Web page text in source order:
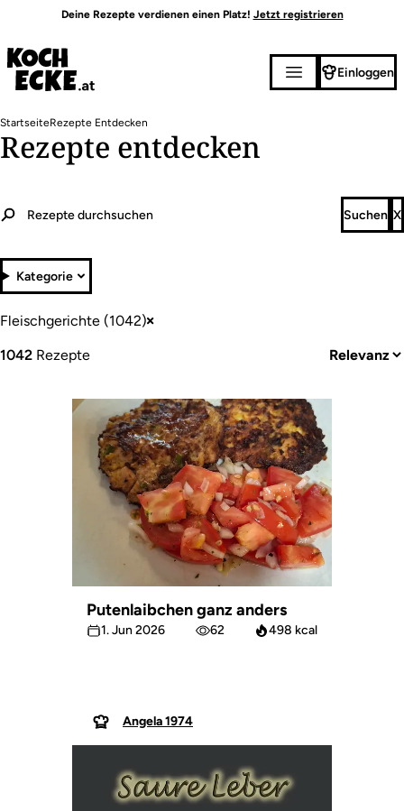
Inhalt
Deine Rezepte verdienen einen Platz! Jetzt registrieren
Einloggen
Pfadnavigation
StartseiteRezepte Entdecken
Rezepte entdecken
Kategorie
Fleischgerichte (1042)
1042 Rezepte
Putenlaibchen ganz anders
1. Jun 2026 62 498 kcal
Angela 1974